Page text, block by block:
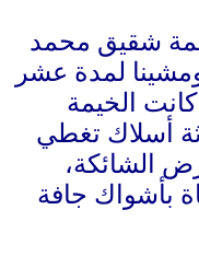
شقيق محمد
ومشينا لمدة عشر
كانت الخيمة
أسلاك تغطي
الشائكة،
بأشواك جافة